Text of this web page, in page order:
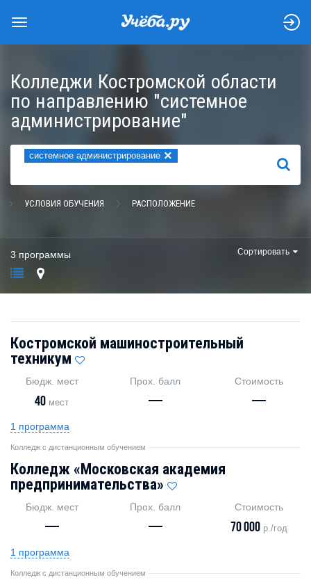
Колледжи Костромской области
по направлению "системное
администрирование"
системное администрирование ×
НАЙТИ
УСЛОВИЯ ОБУЧЕНИЯ РАСПОЛОЖЕНИЕ
3 программы Сортировать
Костромской машиностроительный
техникум
Бюдж. мест
40 мест
Прох. балл
—
Стоимость
—
1 программа
Колледж с дистанционным обучением
Колледж «Московская академия
предпринимательства»
Бюдж. мест
—
Прох. балл
—
Стоимость
70 000 р./год
1 программа
Колледж с дистанционным обучением